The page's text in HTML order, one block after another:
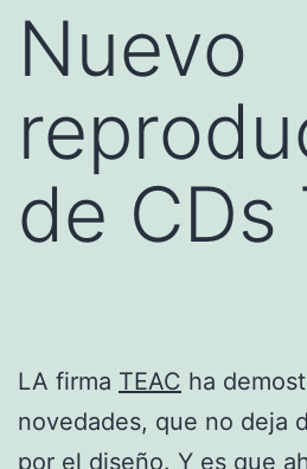
Nuevo
de CDs
LA firma TEAC ha
novedades, que no deja
por el diseño. Y es que